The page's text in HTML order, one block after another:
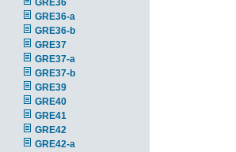
GRE36
GRE36-a
GRE36-b
GRE37
GRE37-a
GRE37-b
GRE39
GRE40
GRE41
GRE42
GRE42-a